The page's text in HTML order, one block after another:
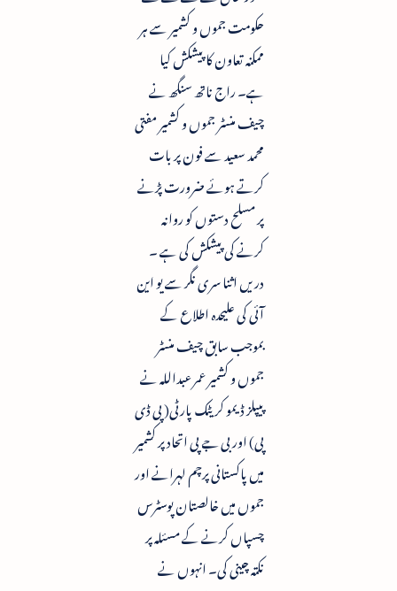
حکومت جموں و کشمیر سے ہر
ممکنہ تعاون کا پیشکش کیا
ہے۔ راج ناتھ سنگھ نے
چیف منسٹر جموں و کشمیر مفتی
محمد سعید سے فون پر بات
کرتے ہوئے ضرورت پڑنے
پر مسلح دستوں کو روانہ
کرنے کی پیشکش کی ہے ۔
دریں اثنا سری نگر سے یو این
آئی کی علیحدہ اطلاع کے
بموجب سابق چیف منسٹر
جموں و کشمیر عمر عبداللہ نے
پیپلز ڈیمو کریٹک پارٹی( پی ڈی
پی) اور بی جے پی اتحاد پر کشمیر
میں پاکستانی پرچم لہرانے اور
جموں میں خالصتان پوسٹرس
چسپاں کرنے کے مسئلہ پر
نکتہ چینی کی۔ انہوں نے